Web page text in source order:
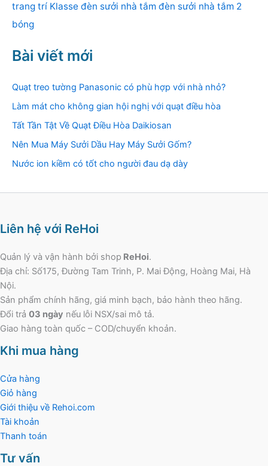
trang trí Klasse đèn sưởi nhà tắm đèn sưởi nhà tắm 2
bóng
Bài viết mới
Quạt treo tường Panasonic có phù hợp với nhà nhỏ?
Làm mát cho không gian hội nghị với quạt điều hòa
Tất Tần Tật Về Quạt Điều Hòa Daikiosan
Nên Mua Máy Sưởi Dầu Hay Máy Sưởi Gốm?
Nước ion kiềm có tốt cho người đau dạ dày
Liên hệ với ReHoi
Quản lý và vận hành bởi shop ReHoi.
Địa chỉ: Số175, Đường Tam Trinh, P. Mai Động, Hoàng Mai, Hà
Nội.
Sản phẩm chính hãng, giá minh bạch, bảo hành theo hãng.
Đổi trả 03 ngày nếu lỗi NSX/sai mô tả.
Giao hàng toàn quốc – COD/chuyển khoản.
Khi mua hàng
Cửa hàng
Giỏ hàng
Giới thiệu về Rehoi.com
Tài khoản
Thanh toán
Tư vấn